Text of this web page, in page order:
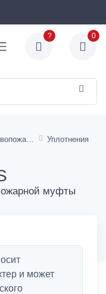
? 0
Уплотнения
муфты
и может